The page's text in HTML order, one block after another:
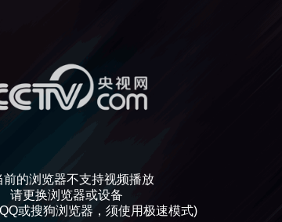
前的浏览器不支持视频播放
请更换浏览器或设备
或搜狗浏览器，须使用极速模式)